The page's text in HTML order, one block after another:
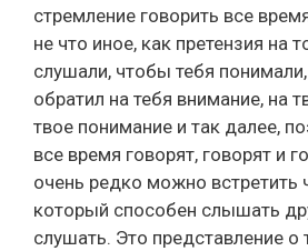
стремление говорить все
не что иное, как претензия на
слушали, чтобы тебя
обратил на тебя внимание, на
твое понимание и так далее,
все время говорят, говорят и
очень редко можно встретить
который способен слышать
слушать. Это представление о